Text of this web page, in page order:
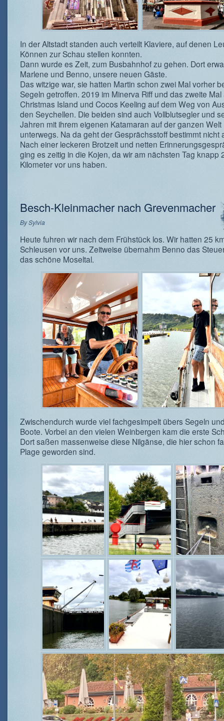
In der Altstadt standen auch verteilt Klaviere, auf denen
Können zur Schau stellen konnten.
Dann wurde es Zeit, zum Busbahnhof zu gehen. Dort
Marlene und Benno, unsere neuen Gäste.
Das witzige war, sie hatten Martin schon zwei Mal vorher
Segeln getroffen. 2019 im Minerva Riff und das zweite Mal
Christmas Island und Cocos Keeling auf dem Weg von
den Seychellen. Die beiden sind auch Vollblutsegler und
Jahren mit ihrem eigenen Katamaran auf der ganzen Welt
unterwegs. Na da geht der Gesprächsstoff bestimmt nicht
Nach einer leckeren Brotzeit und netten
ging es zeitig in die Kojen, da wir am nächsten Tag knapp
Kilometer vor uns haben.
Besch-Kleinmacher nach Grevenmacher
BySylvia
Heute fuhren wir nach dem Frühstück los. Wir hatten 25
Schleusen vor uns. Zeitweise übernahm Benno das
das schöne Moseltal.
Zwischendurch wurde viel fachgesimpelt übers Segeln
Boote. Vorbei an den vielen Weinbergen kam die erste
Dort saßen massenweise diese Nilgänse, die hier schon
Plage geworden sind.